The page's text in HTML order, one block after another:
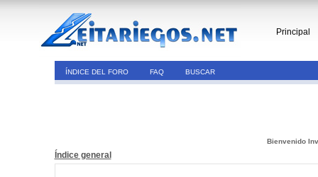
Principal
ÍNDICE DEL FORO FAQ BUSCAR
Bienvenido
Índice general